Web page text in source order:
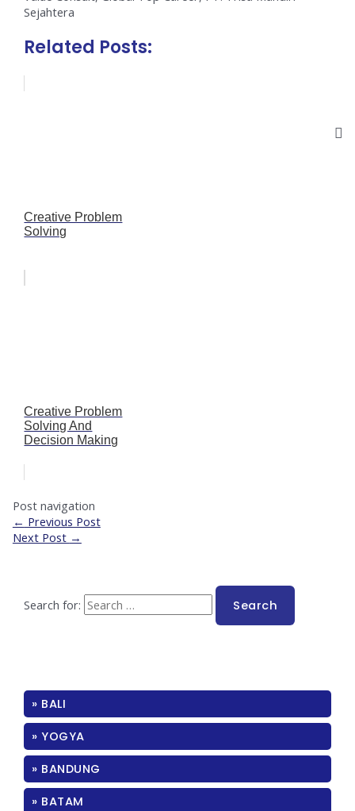
Sejahtera
Related Posts:
Creative Problem
Solving
Creative Problem
Solving And
Decision Making
Post navigation
← Previous Post
Next Post →
Search for:
» BALI
» YOGYA
» BANDUNG
» BATAM